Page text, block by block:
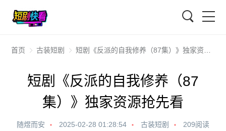
首页 古装短剧 短剧《反派的自我修养（87集）》独家资源抢先看
短剧《反派的自我修养（87
集）》独家资源抢先看
随煜而安 2025-02-28 01:28:54 古装短剧 209阅读